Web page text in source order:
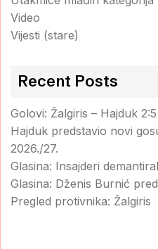
Video
Vijesti (stare)
Recent Posts
Golovi: Žalgiris – Hajduk 2:5
Hajduk predstavio novi
2026./27.
Glasina: Insajderi
Glasina: Dženis Burnić
Pregled protivnika: Žalgiris